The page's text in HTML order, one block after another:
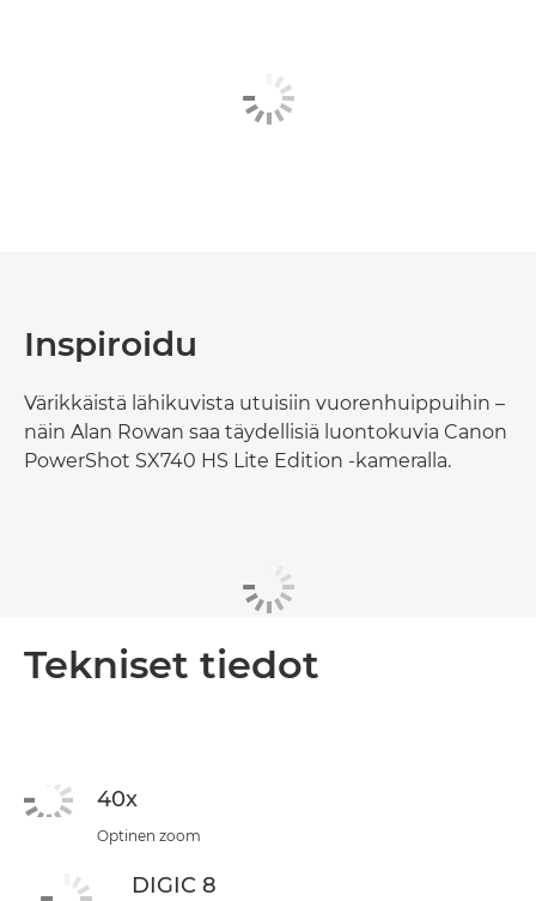
Inspiroidu
Värikkäistä lähikuvista utuisiin vuorenhuippuihin –
näin Alan Rowan saa täydellisiä luontokuvia Canon
PowerShot SX740 HS Lite Edition -kameralla.
Tekniset tiedot
40x
Optinen zoom
DIGIC 8